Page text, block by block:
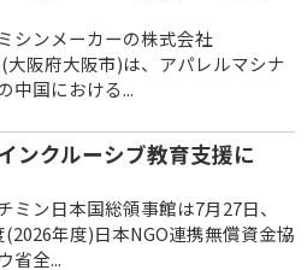
シンメーカーの株式会社
大阪府大阪市)は、アパレルマシナ
中国における...
ンクルーシブ教育支援に
ミン日本国総領事館は7月27日、
年度)日本NGO連携無償資金協
省全...